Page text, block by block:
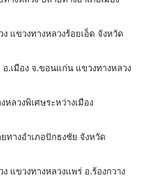
แขวงทางหลวงร้อยเอ็ด จังหวัด
อ.เมือง จ.ขอนแก่น แขวงทางหลวง
ลวงพิเศษระหว่างเมือง
ทางอำเภอปักธงชัย จังหวัด
แขวงทางหลวงแพร่ อ.ร้องกวาง